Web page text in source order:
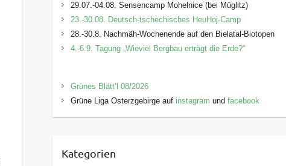
29.07.-04.08. Sensencamp Mohelnice (bei Müglitz)
23.-30.08. Deutsch-tschechisches HeuHoj-Camp
28.-30.8. Nachmäh-Wochenende auf den Bielatal-Biotopen
4.-6.9. Tagung „Wieviel Bergbau erträgt die Erde?“
Grünes Blätt’l 08/2026
Grüne Liga Osterzgebirge auf instagram und facebook
Kategorien